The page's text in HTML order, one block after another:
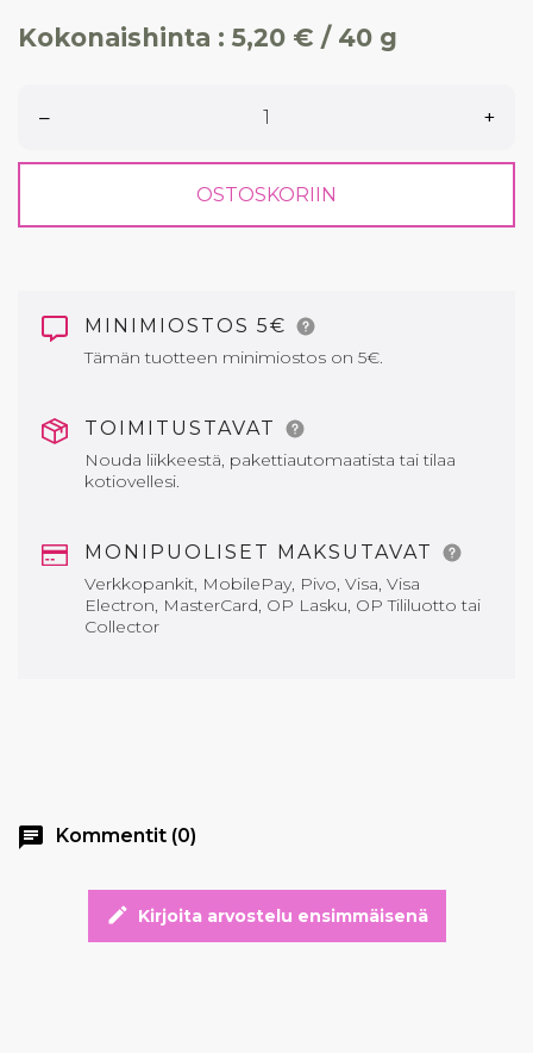
Kokonaishinta : 5,20 € / 40 g
– +
OSTOSKORIIN
MINIMIOSTOS 5€
Tämän tuotteen minimiostos on 5€.
TOIMITUSTAVAT
Nouda liikkeestä, pakettiautomaatista tai tilaa
kotiovellesi.
MONIPUOLISET MAKSUTAVAT
Verkkopankit, MobilePay, Pivo, Visa, Visa
Electron, MasterCard, OP Lasku, OP Tililuotto tai
Collector
chat Kommentit (0)
edit Kirjoita arvostelu ensimmäisenä